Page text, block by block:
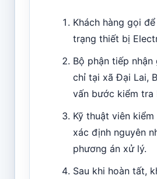
Khách hàng gọi
trạng thiết bị
Bộ phận tiếp nhận
chỉ tại xã Đại Lai,
vấn bước kiểm tra
Kỹ thuật viên
xác định nguyên
phương án xử lý.
Sau khi hoàn tất,